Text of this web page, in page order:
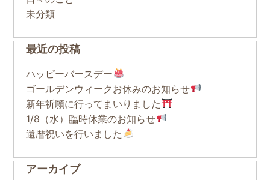
未分類
最近の投稿
ハッピーバースデー
ゴールデンウィークお休みのお知らせ
新年祈願に行ってまいりました
1/8（水）臨時休業のお知らせ
還暦祝いを行いました
アーカイブ